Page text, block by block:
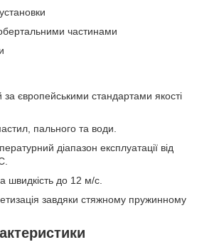
частинами
за європейськими стандартами якості
пального та води.
діапазон експлуатації від
швидкість до 12 м/с.
завдяки стяжному пружинному